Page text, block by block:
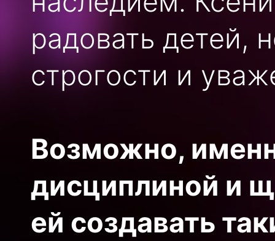
радовать детей,
строгости и
Возможно,
дисциплиной и
ей создавать